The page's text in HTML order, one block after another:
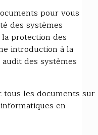
pour vous
des systèmes
protection des
introduction à la
des systèmes
tous les documents sur
en